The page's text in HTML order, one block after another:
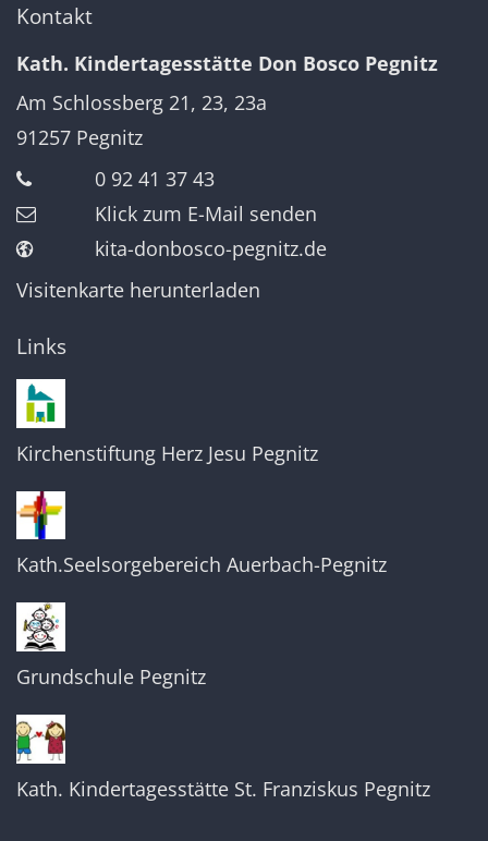
Kontakt
Kath. Kindertagesstätte Don Bosco Pegnitz
Am Schlossberg 21, 23, 23a
91257 Pegnitz
0 92 41 37 43
Klick zum E-Mail senden
kita-donbosco-pegnitz.de
Visitenkarte herunterladen
Links
Kirchenstiftung Herz Jesu Pegnitz
Kath.Seelsorgebereich Auerbach-Pegnitz
Grundschule Pegnitz
Kath. Kindertagesstätte St. Franziskus Pegnitz